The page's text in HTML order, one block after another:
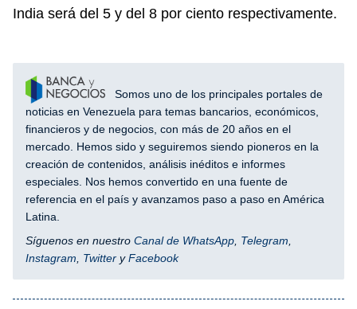
India será del 5 y del 8 por ciento respectivamente.
Somos uno de los principales portales de
noticias en Venezuela para temas bancarios, económicos,
financieros y de negocios, con más de 20 años en el
mercado. Hemos sido y seguiremos siendo pioneros en la
creación de contenidos, análisis inéditos e informes
especiales. Nos hemos convertido en una fuente de
referencia en el país y avanzamos paso a paso en América
Latina.
Síguenos en nuestro Canal de WhatsApp, Telegram,
Instagram, Twitter yFacebook